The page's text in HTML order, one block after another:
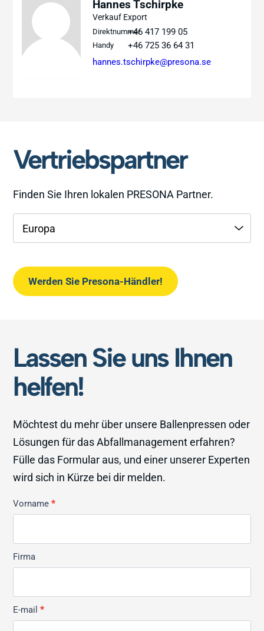
Hannes Tschirpke
Verkauf Export
Direktnummer+46 417 199 05
Handy
+46 725 36 64 31
hannes.tschirpke@presona.se
Vertriebspartner
Finden Sie Ihren lokalen PRESONA Partner.
Werden Sie Presona-Händler!
Lassen Sie uns Ihnen
helfen!
Möchtest du mehr über unsere Ballenpressen oder
Lösungen für das Abfallmanagement erfahren?
Fülle das Formular aus, und einer unserer Experten
wird sich in Kürze bei dir melden.
Kontakt
Vorname*
Firma
E-mail*